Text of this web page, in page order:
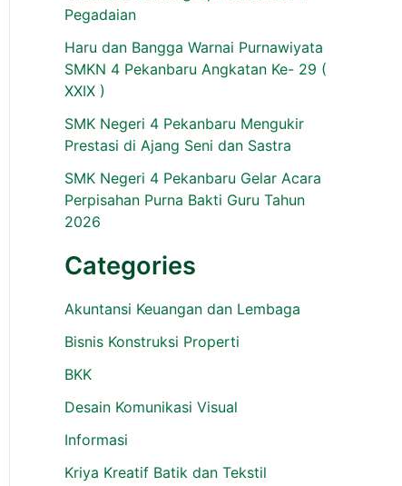
Pegadaian
Haru dan Bangga Warnai Purnawiyata
SMKN 4 Pekanbaru Angkatan Ke- 29 (
XXIX )
SMK Negeri 4 Pekanbaru Mengukir
Prestasi di Ajang Seni dan Sastra
SMK Negeri 4 Pekanbaru Gelar Acara
Perpisahan Purna Bakti Guru Tahun
2026
Categories
Akuntansi Keuangan dan Lembaga
Bisnis Konstruksi Properti
BKK
Desain Komunikasi Visual
Informasi
Kriya Kreatif Batik dan Tekstil